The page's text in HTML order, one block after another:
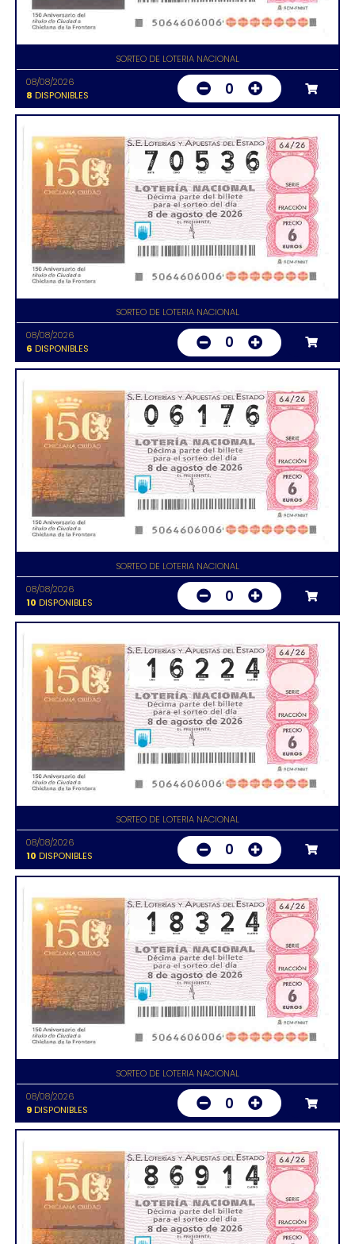
SORTEO DE LOTERIA NACIONAL
08/08/2026
8 DISPONIBLES 0
SORTEO DE LOTERIA NACIONAL
08/08/2026
6 DISPONIBLES 0
SORTEO DE LOTERIA NACIONAL
08/08/2026
10 DISPONIBLES 0
SORTEO DE LOTERIA NACIONAL
08/08/2026
10 DISPONIBLES 0
SORTEO DE LOTERIA NACIONAL
08/08/2026
9DISPONIBLES 0